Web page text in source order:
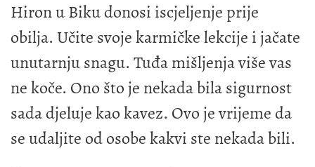
Hiron u Biku donosi iscjeljenje prije
obilja. Učite svoje karmičke lekcije i jačate
unutarnju snagu. Tuđa mišljenja više vas
ne koče. Ono što je nekada bila sigurnost
sada djeluje kao kavez. Ovo je vrijeme da
se udaljite od osobe kakvi ste nekada bili.